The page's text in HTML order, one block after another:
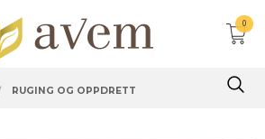
0
RUGING OG OPPDRETT